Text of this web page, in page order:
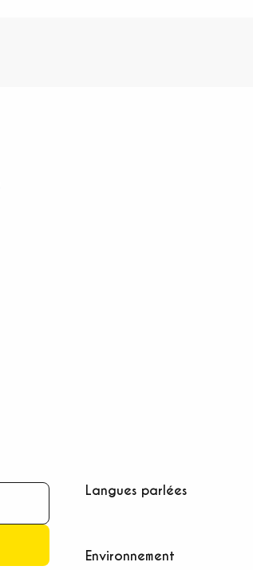
Langues parlées
Langues parlées
Environnement
Environnement